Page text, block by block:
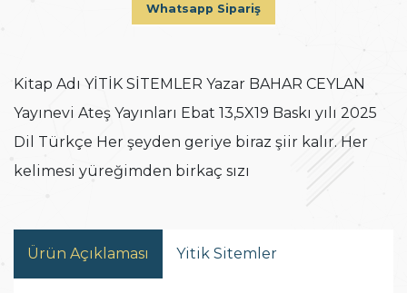
Whatsapp Sipariş
Kitap Adı YİTİK SİTEMLER Yazar BAHAR CEYLAN
Yayınevi Ateş Yayınları Ebat 13,5X19 Baskı yılı 2025
Dil Türkçe Her şeyden geriye biraz şiir kalır. Her
kelimesi yüreğimden birkaç sızı
Ürün Açıklaması Yitik Sitemler